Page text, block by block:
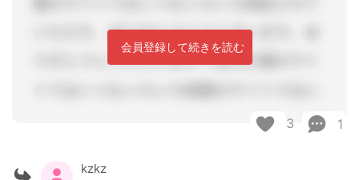
会員登録して続きを読む
3 1
kzkz